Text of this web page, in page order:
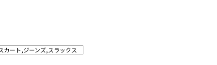
カート,ジーンズ,スラックス